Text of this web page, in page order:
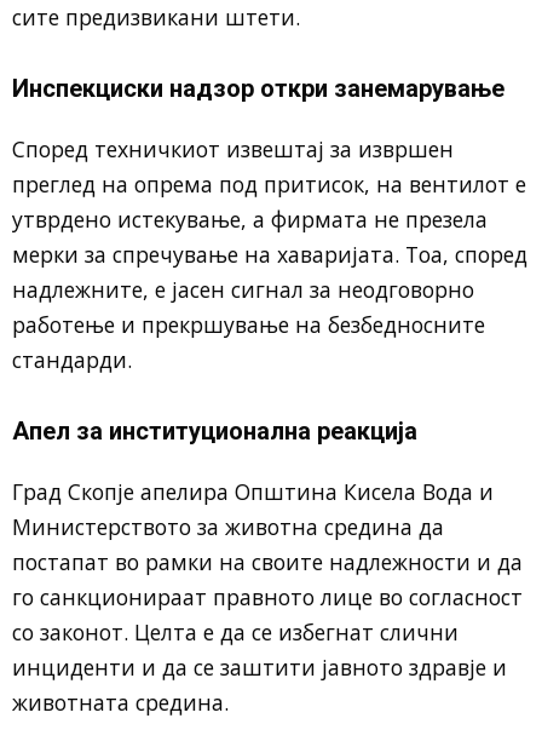
сите предизвикани штети.
Инспекциски надзор откри занемарување
Според техничкиот извештај за извршен
преглед на опрема под притисок, на вентилот е
утврдено истекување, а фирмата не презела
мерки за спречување на хаваријата. Тоа, според
надлежните, е јасен сигнал за неодговорно
работење и прекршување на безбедносните
стандарди.
Апел за институционална реакција
Град Скопје апелира Општина Кисела Вода и
Министерството за животна средина да
постапат во рамки на своите надлежности и да
го санкционираат правното лице во согласност
со законот. Целта е да се избегнат слични
инциденти и да се заштити јавното здравје и
животната средина.